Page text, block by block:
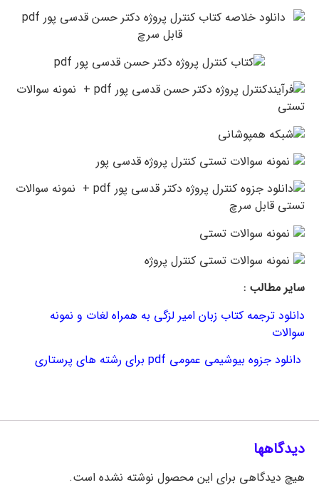
سایر مطالب :
دانلود ترجمه کتاب زبان امیر لزگی به همراه لغات و نمونه
سوالات
دانلود جزوه بیوشیمی عمومی pdf برای رشته های پرستاری
دیدگاهها
هیچ دیدگاهی برای این محصول نوشته نشده است.